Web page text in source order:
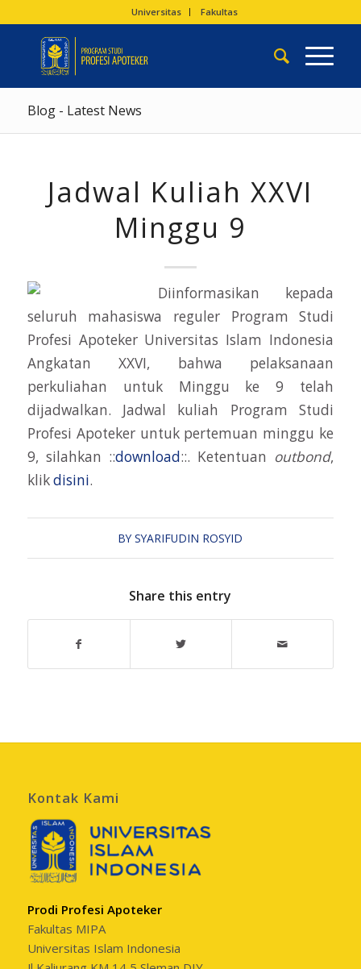
Universitas Fakultas
Blog - Latest News
Jadwal Kuliah XXVI
Minggu 9
Diinformasikan kepada
seluruh mahasiswa reguler Program Studi
Profesi Apoteker Universitas Islam Indonesia
Angkatan XXVI, bahwa pelaksanaan
perkuliahan untuk Minggu ke 9 telah
dijadwalkan. Jadwal kuliah Program Studi
Profesi Apoteker untuk pertemuan minggu ke
9, silahkan ::download::. Ketentuan outbond,
klikdisini.
BYSYARIFUDIN ROSYID
Share this entry
Kontak Kami
Prodi Profesi Apoteker
Fakultas MIPA
Universitas Islam Indonesia